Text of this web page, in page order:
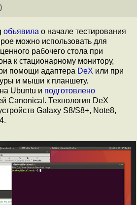
объявила о начале тестирования
можно использовать для
рабочего стола при
к стационарному монитору,
помощи адаптера DeX или при
и мыши к планшету.
Ubuntu и подготовлено
Canonical. Технология DeX
Galaxy S8/S8+, Note8,